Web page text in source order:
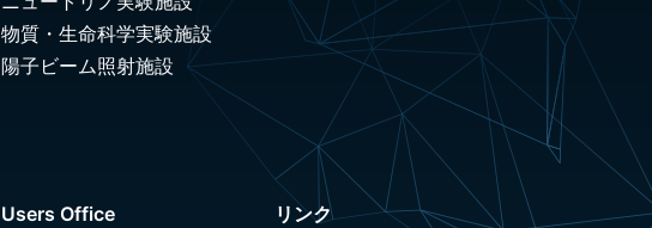
物質・生命科学実験施設
陽子ビーム照射施設
Users Office
リンク